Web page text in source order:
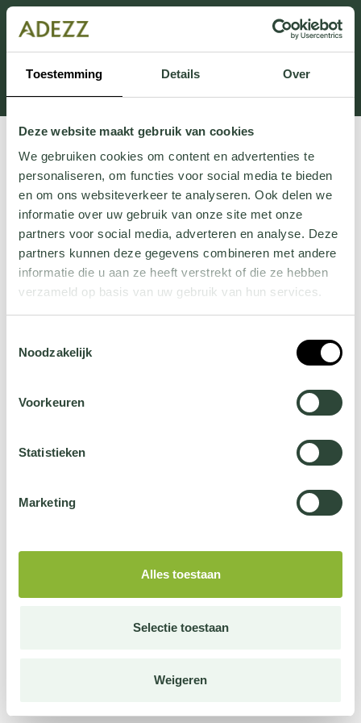
Toestemming Details Over
Deze website maakt gebruik van cookies
We gebruiken cookies om content en advertenties te
personaliseren, om functies voor social media te bieden
en om ons websiteverkeer te analyseren. Ook delen we
informatie over uw gebruik van onze site met onze
partners voor social media, adverteren en analyse. Deze
partners kunnen deze gegevens combineren met andere
informatie die u aan ze heeft verstrekt of die ze hebben
verzameld op basis van uw gebruik van hun services.
jehier.
Noodzakelijk
Voorkeuren
Statistieken
Marketing
Alles toestaan
Selectie toestaan
Weigeren
Cette section est actuellement en maintenance.
Si vous manquez des informations, vous pouvez nous
appeler au +31 413 395 295 ou nous envoyer un e-